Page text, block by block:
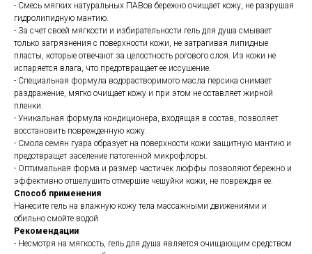
- Смесь мягких натуральных ПАВов бережно очищает кожу, не разрушая
гидролипидную мантию.
- За счет своей мягкости и избирательности гель для душа смывает
только загрязнения с поверхности кожи, не затрагивая липидные
пласты, которые отвечают за целостность рогового слоя. Из кожи не
испаряется влага, что предотвращает ее иссушение.
- Специальная формула водорастворимого масла персика снимает
раздражение, мягко очищает кожу и при этом не оставляет жирной
пленки.
- Уникальная формула кондиционера, входящая в состав, позволяет
восстановить поврежденную кожу.
- Смола семян гуара образует на поверхности кожи защитную мантию и
предотвращет заселение патогенной микрофлоры.
- Оптимальная форма и размер частичек люффы позволяют бережно и
эффективно отшелушить отмершие чешуйки кожи, не повреждая ее.
Способ применения
Нанесите гель на влажную кожу тела массажными движениями и
обильно смойте водой
Рекомендации
- Несмотря на мягкость, гель для душа является очищающим средством